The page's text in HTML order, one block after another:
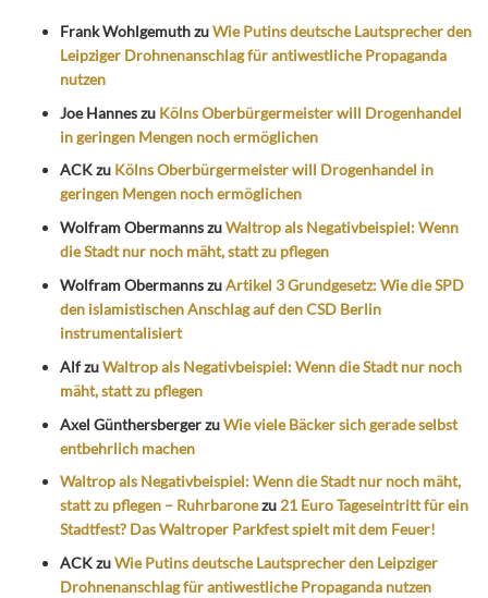
Frank WohlgemuthzuWie Putins deutsche Lautsprecher den
Leipziger Drohnenanschlag für antiwestliche Propaganda
nutzen
Joe Hanneszu Kölns Oberbürgermeister will Drogenhandel
in geringen Mengen noch ermöglichen
ACKzu Kölns Oberbürgermeister will Drogenhandel in
geringen Mengen noch ermöglichen
Wolfram ObermannszuWaltrop als Negativbeispiel: Wenn
die Stadt nur noch mäht, statt zu pflegen
Wolfram ObermannszuArtikel 3 Grundgesetz: Wie die SPD
den islamistischen Anschlag auf den CSD Berlin
instrumentalisiert
AlfzuWaltrop als Negativbeispiel: Wenn die Stadt nur noch
mäht, statt zu pflegen
Axel GünthersbergerzuWie viele Bäcker sich gerade selbst
entbehrlich machen
Waltrop als Negativbeispiel: Wenn die Stadt nur noch mäht,
statt zu pflegen – Ruhrbaronezu21 Euro Tageseintritt für ein
Stadtfest? Das Waltroper Parkfest spielt mit dem Feuer!
ACKzuWie Putins deutsche Lautsprecher den Leipziger
Drohnenanschlag für antiwestliche Propaganda nutzen